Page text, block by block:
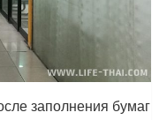
заполнения бумаг